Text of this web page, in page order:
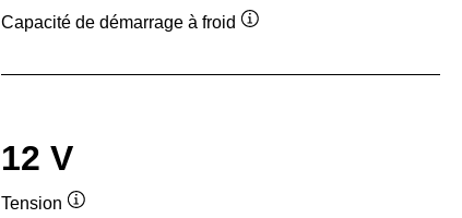
Capacité de démarrage à froid
12 V
Tension